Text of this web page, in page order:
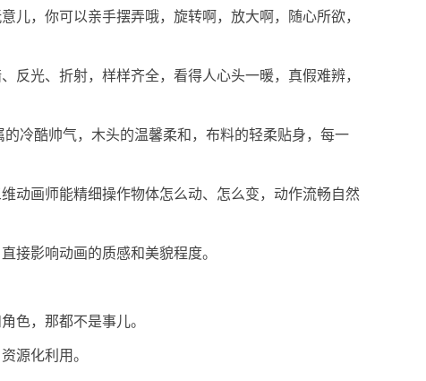
儿，你可以亲手摆弄哦，旋转啊，放大啊，随心所欲，
反光、折射，样样齐全，看得人心头一暖，真假难辨，
冷酷帅气，木头的温馨柔和，布料的轻柔贴身，每一
动画师能精细操作物体怎么动、怎么变，动作流畅自然
接影响动画的质感和美貌程度。
色，那都不是事儿。
源化利用。